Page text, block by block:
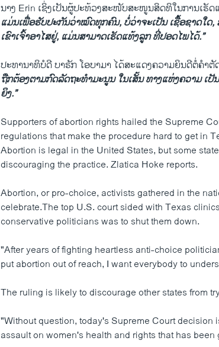
ນາງ Erin ເຊິ່ງເປັນຜູ້ປະທ້ວງສະໜັບສະໜູນສິດທິໃນການເຮັ
ແມ່ນເພື່ອຮັບປະກັນວ່າໝົດທຸກຄົນ, ບໍ່ວ່າຈະເປັນ ເຊື້ອຊາດໃດ
ເຂົາເຈົ້າອາໄສຢູ່, ແມ່ນສາມາດເຮັດແທ້ງລູກ ທີ່ປອດໄພໄດ້.”
ປະທານາທິບໍດີ ບາຣັກ ໂອບາມາ ໄດ້ສະແດງຄວາມຍິນດີຕໍ່ຄຳ
ຖືກຕ້ອງຕາມກົດລັດຖະທຳມະນູນ ໃນເສັ້ນ ທາງແຫ່ງຄວາມ ເ
ຍິງ.”
Supporters of abortion rights hailed the Supreme
regulations that make the procedure hard to get in
Abortion is legal in the United States, but some
discouraging the practice. Zlatica Hoke reports.
Abortion, or pro-choice, activists gathered in the
celebrate.The top U.S. court sided with Texas
conservative politicians was to shut them down.
"After years of fighting heartless anti-choice
put abortion out of reach, I want everybody to
The ruling is likely to discourage other states from
"Without question, today's Supreme Court
assault on women's health and rights that has